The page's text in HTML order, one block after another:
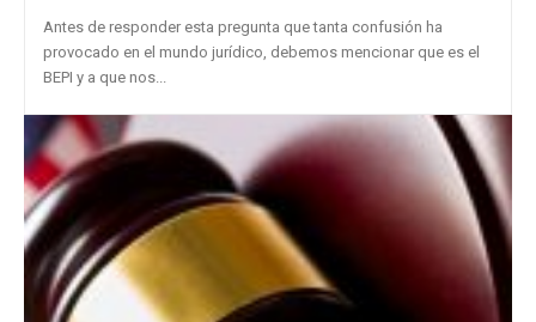
Antes de responder esta pregunta que tanta confusión ha
provocado en el mundo jurídico, debemos mencionar que es el
BEPI y a que nos...